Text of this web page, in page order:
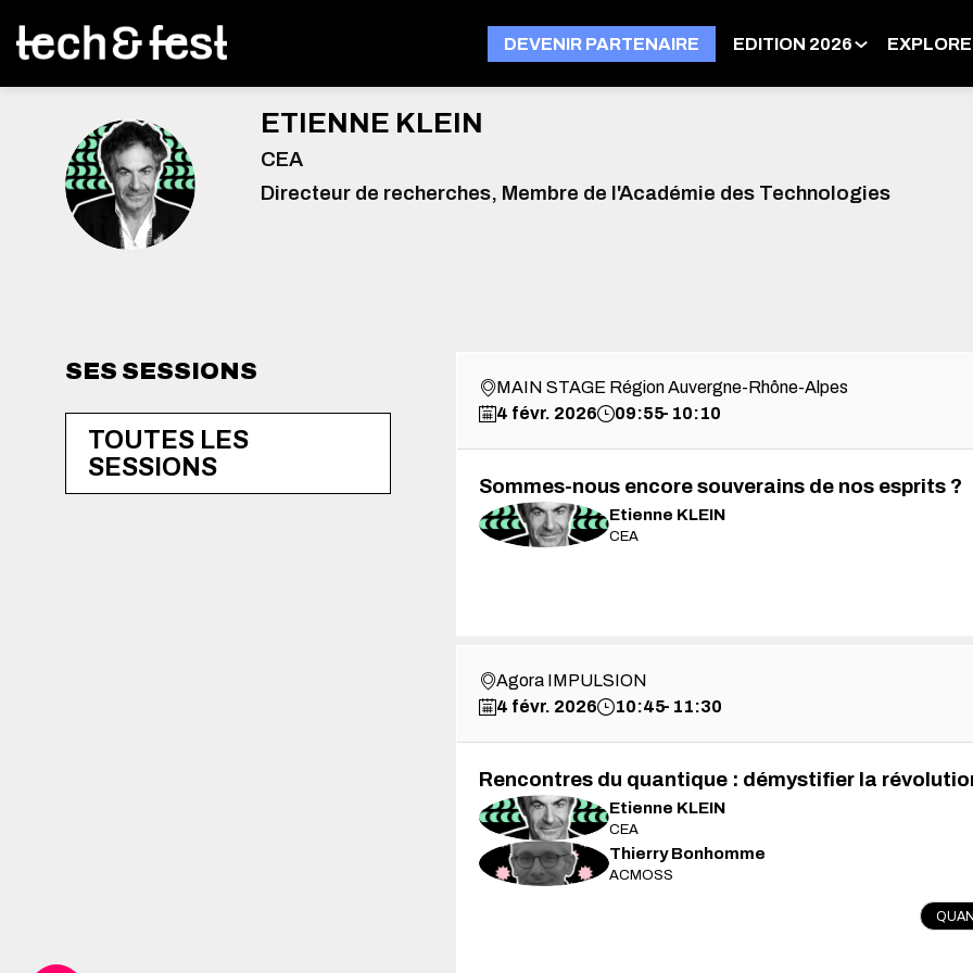
DEVENIR PARTENAIRE EDITION 2026
EK
ETIENNE KLEIN
CEA
Directeur de recherches, Membre de l'Académie des Technologies
SES SESSIONS
TOUTES LES
SESSIONS
MAIN STAGE Région Auvergne-Rhône-Alpes
4 févr. 2026
09:55 10:10
Sommes-nous encore souverains de nos esprits ?
EK Etienne KLEIN
CEA
Agora IMPULSION
4 févr. 2026
10:45 11:30
Rencontres du quantique : démystifier la
EK Etienne KLEIN
CEA
TB Thierry Bonhomme
ACMOSS